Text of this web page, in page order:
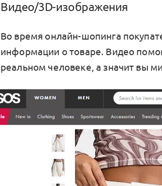
Видео/3D-изображения
Во время онлайн-шопинга
информации о товаре. Видео
реальном человеке, а значит вы